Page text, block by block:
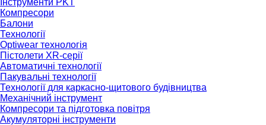
Інструменти PKT
Компресори
Балони
Технології
Optiwear технологія
Пістолети XR-серії
Автоматичні технології
Пакувальні технології
Технології для каркасно-щитового будівництва
Механічний інструмент
Компресори та підготовка повітря
Акумуляторні інструменти